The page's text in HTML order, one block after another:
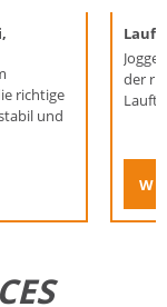
richtige
und
der